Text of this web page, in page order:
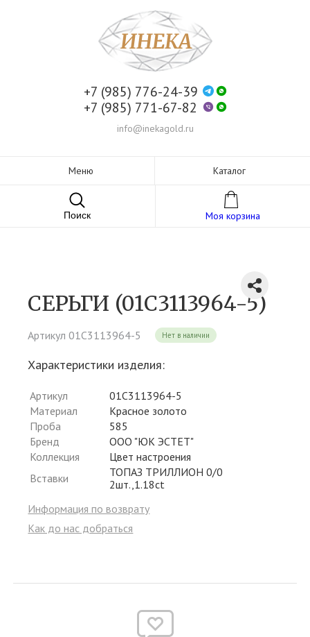
+7 (985) 776-24-39
+7 (985) 771-67-82
info@inekagold.ru
Меню Каталог
Поиск Моя корзина
СЕРЬГИ (01С3113964-5)
Артикул 01С3113964-5 Нет в наличии
Характеристики изделия:
Артикул
01С3113964-5
Материал
Красное золото
Проба
585
Бренд
ООО "ЮК ЭСТЕТ"
Коллекция
Цвет настроения
Вставки
ТОПАЗ ТРИЛЛИОН 0/0
2шт.,1.18ct
Информация по возврату
Как до нас добраться